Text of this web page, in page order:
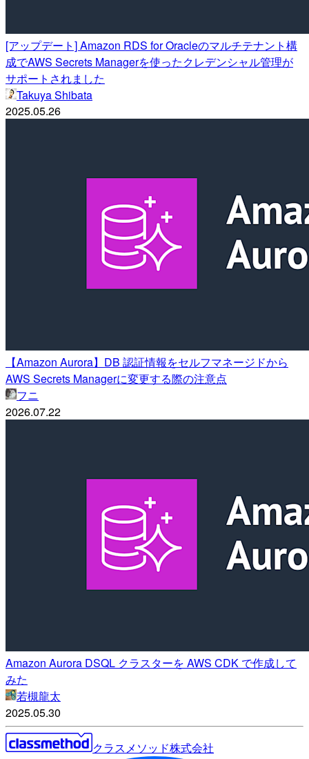
[アップデート] Amazon RDS for Oracleのマルチテナント構
成でAWS Secrets Managerを使ったクレデンシャル管理が
サポートされました
Takuya Shibata
2025.05.26
【Amazon Aurora】DB 認証情報をセルフマネージドから
AWS Secrets Managerに変更する際の注意点
フニ
2026.07.22
Amazon Aurora DSQL クラスターを AWS CDK で作成して
みた
若槻龍太
2025.05.30
クラスメソッド株式会社